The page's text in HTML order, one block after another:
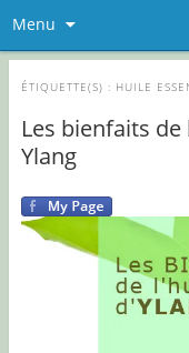
Menu
ÉTIQUETTE(S) : HUILE
Les bienfaits de
Ylang